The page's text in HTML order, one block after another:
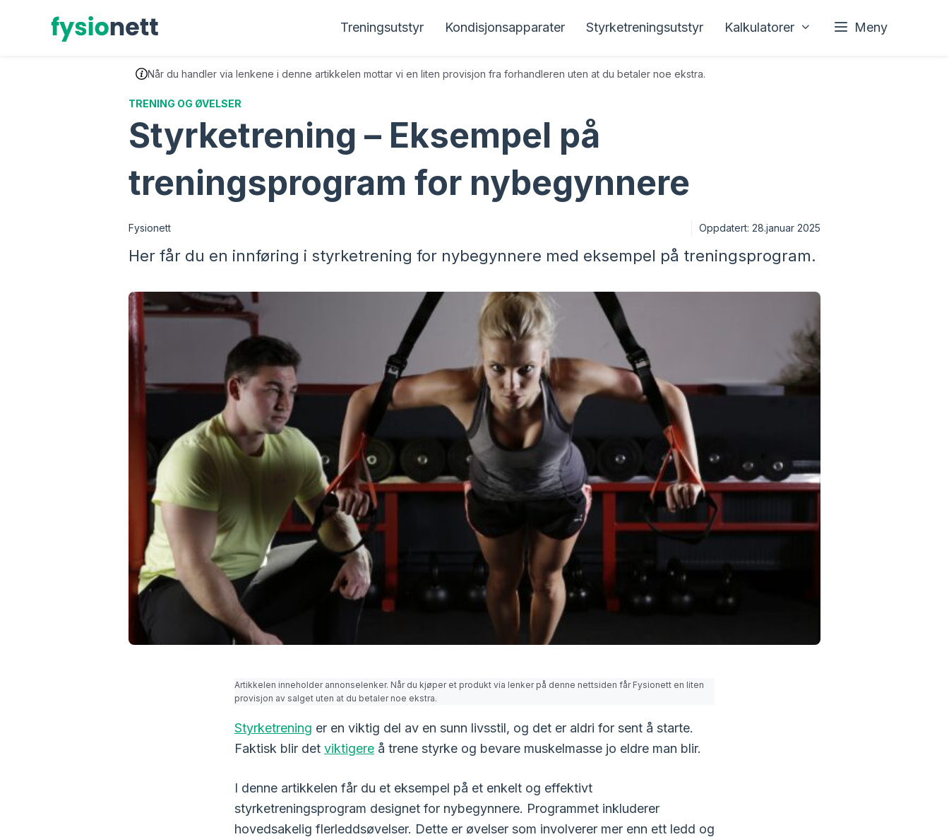
Treningsutstyr Kondisjonsapparater Styrketreningsutstyr Kalkulatorer Meny
Når du handler via lenkene i denne artikkelen mottar vi en liten provisjon fra forhandleren uten at du betaler noe ekstra.
TRENING OG ØVELSER
Styrketrening – Eksempel på
treningsprogram for nybegynnere
Fysionett Oppdatert: 28.januar 2025
Her får du en innføring i styrketrening for nybegynnere med eksempel på treningsprogram.
Artikkelen inneholder annonselenker. Når du kjøper et produkt via lenker på denne nettsiden får Fysionett en liten
provisjon av salget uten at du betaler noe ekstra.
Styrketrening er en viktig del av en sunn livsstil, og det er aldri for sent å starte.
Faktisk blir det viktigere å trene styrke og bevare muskelmasse jo eldre man blir.
I denne artikkelen får du et eksempel på et enkelt og effektivt
styrketreningsprogram designet for nybegynnere. Programmet inkluderer
hovedsakelig flerleddsøvelser. Dette er øvelser som involverer mer enn ett ledd og